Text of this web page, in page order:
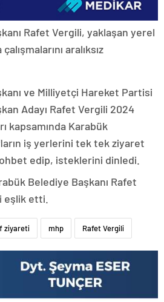
Rafet Vergili, yaklaşan yerel
aralıksız
ve Milliyetçi Hareket Partisi
Adayı Rafet Vergili 2024
kapsamında Karabük
iş yerlerini tek tek ziyaret
edip, isteklerini dinledi.
Belediye Başkanı Rafet
eşlik etti.
ziyareti mhp Rafet Vergili